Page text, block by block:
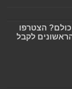
הצטרפו
לקבל